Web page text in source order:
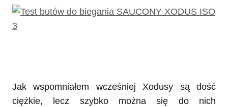
Jak wspomniałem wcześniej Xodusy są dość
ciężkie, lecz szybko można się do nich